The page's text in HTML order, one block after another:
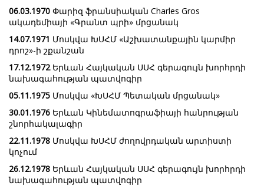
06.03.1970 Փարիզ ֆրանսիական Charles Gros
ակադեմիայի «Գրանտ պրի» մրցանակ
14.07.1971 Մոսկվա ԽՍՀՄ «Աշխատանքային կարմիր
դրոշ»-ի շքանշան
17.12.1972Երևան Հայկական ՍՍՀ գերագույն խորհրդի
նախագահության պատվոգիր
05.11.1975 Մոսկվա «ԽՍՀՄ Պետական մրցանակ»
30.01.1976 Երևան Կինեմատոգրաֆիայի հանրության
շնորհակալագիր
22.11.1978 Մոսկվա ԽՍՀՄ ժողովրդական արտիստի
կոչում
26.12.1978 Երևան Հայկական ՍՍՀ գերագույն խորհրդի
նախագահության պատվոգիր